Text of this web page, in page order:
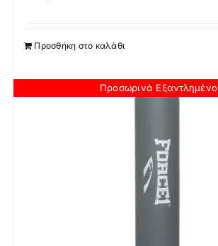
Προσθήκη στο καλάθι
Προσωρινά Εξαντλημένο